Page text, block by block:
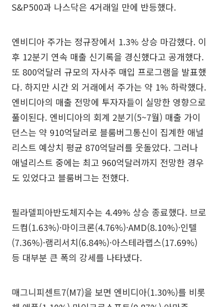
S&P500과 나스닥은 4거래일 만에 반등했다.
엔비디아 주가는 정규장에서 1.3% 상승 마감했다. 이
후 12분기 연속 매출 신기록을 경신했다고 공개했다.
또 800억달러 규모의 자사주 매입 프로그램을 발표했
다. 하지만 시간 외 거래에서 주가는 약 1% 하락했다.
엔비디아의 매출 전망에 투자자들이 실망한 영향으로
풀이된다. 엔비디아의 회계 2분기(5~7월) 매출 가이
던스는 약 910억달러로 블룸버그통신이 집계한 애널
리스트 예상치 평균 870억달러를 웃돌았다. 그러나
애널리스트 중에는 최고 960억달러까지 전망한 경우
도 있었다고 블룸버그는 전했다.
필라델피아반도체지수는 4.49% 상승 종료했다. 브로
드컴(1.63%)·마이크론(4.76%)·AMD(8.10%)·인텔
(7.36%)·램리서치(6.84%)·아스테라랩스(17.69%)
등 대부분 큰 폭의 강세를 나타냈다.
매그니피센트7(M7)을 보면 엔비디아(1.30%)를 비롯